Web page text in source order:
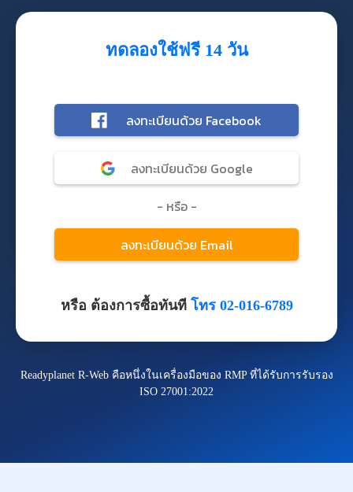
ทดลองใช้ฟรี 14 วัน
หรือ ต้องการซื้อทันที โทร 02-016-6789
Readyplanet R-Web คือหนึ่งในเครื่องมือของ RMP ที่ได้รับการรับรอง
ISO 27001:2022